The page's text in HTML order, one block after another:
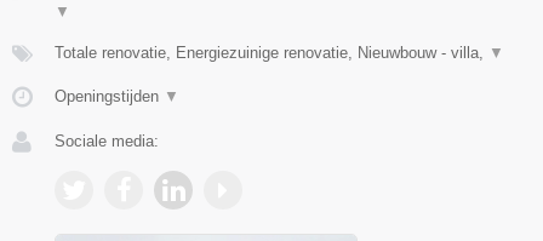
▼
Totale renovatie, Energiezuinige renovatie, Nieuwbouw - villa, ▼
Openingstijden ▼
Sociale media: